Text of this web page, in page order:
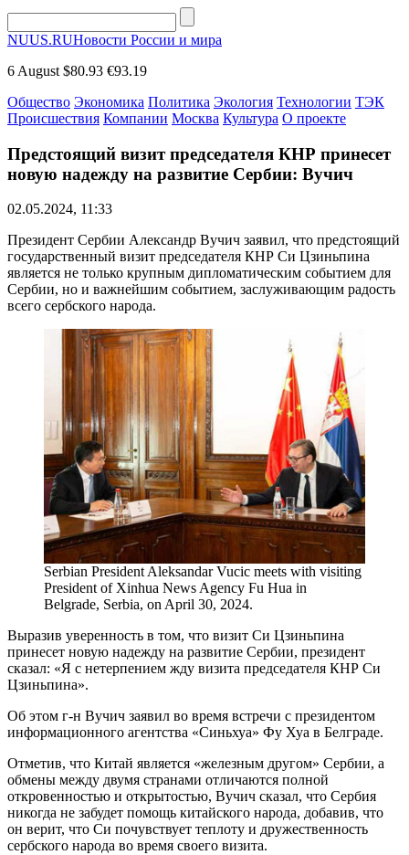
NUUS.RUНовости России и мира
6 August $80.93 €93.19
Общество Экономика Политика Экология Технологии ТЭК
Происшествия Компании Москва Культура О проекте
Предстоящий визит председателя КНР принесет
новую надежду на развитие Сербии: Вучич
02.05.2024, 11:33
Президент Сербии Александр Вучич заявил, что предстоящий
государственный визит председателя КНР Си Цзиньпина
является не только крупным дипломатическим событием для
Сербии, но и важнейшим событием, заслуживающим радость
всего сербского народа.
Serbian President Aleksandar Vucic meets with visiting
President of Xinhua News Agency Fu Hua in
Belgrade, Serbia, on April 30, 2024.
Выразив уверенность в том, что визит Си Цзиньпина
принесет новую надежду на развитие Сербии, президент
сказал: «Я с нетерпением жду визита председателя КНР Си
Цзиньпина».
Об этом г-н Вучич заявил во время встречи с президентом
информационного агентства «Синьхуа» Фу Хуа в Белграде.
Отметив, что Китай является «железным другом» Сербии, а
обмены между двумя странами отличаются полной
откровенностью и открытостью, Вучич сказал, что Сербия
никогда не забудет помощь китайского народа, добавив, что
он верит, что Си почувствует теплоту и дружественность
сербского народа во время своего визита.